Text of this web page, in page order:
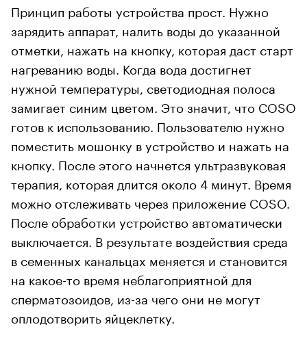
Принцип работы устройства прост. Нужно
зарядить аппарат, налить воды до указанной
отметки, нажать на кнопку, которая даст старт
нагреванию воды. Когда вода достигнет
нужной температуры, светодиодная полоса
замигает синим цветом. Это значит, что COSO
готов к использованию. Пользователю нужно
поместить мошонку в устройство и нажать на
кнопку. После этого начнется ультразвуковая
терапия, которая длится около 4 минут. Время
можно отслеживать через приложение COSO.
После обработки устройство автоматически
выключается. В результате воздействия среда
в семенных канальцах меняется и становится
на какое-то время неблагоприятной для
сперматозоидов, из-за чего они не могут
оплодотворить яйцеклетку.